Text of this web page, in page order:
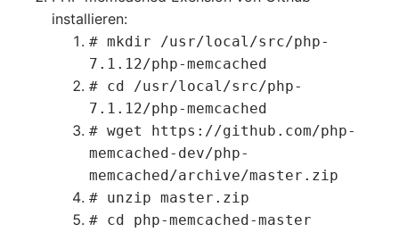
installieren:
# mkdir /usr/local/src/php-
7.1.12/php-memcached
# cd /usr/local/src/php-
7.1.12/php-memcached
# wget https://github.com/php-
memcached-dev/php-
memcached/archive/master.zip
# unzip master.zip
# cd php-memcached-master